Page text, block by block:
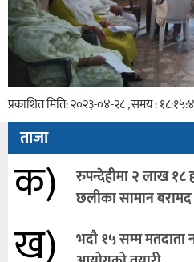
प्रकाशित मिति: २०२३-०४-२८ , समय :
ताजा
क)
रुपन्देहीमा २ लाख १८
छलीका सामान बरामद
ख)
भदौ १५ सम्म मतदाता